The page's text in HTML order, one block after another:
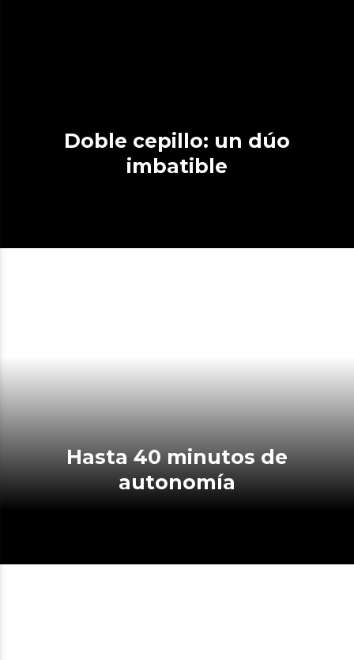
Doble cepillo: un dúo
imbatible
Hasta 40 minutos de
autonomía